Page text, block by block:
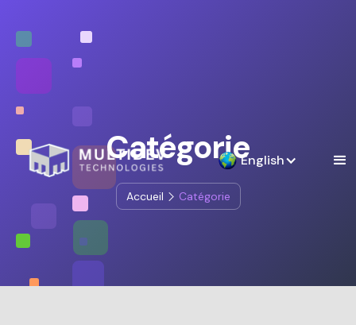
English
Catégorie
Accueil Catégorie